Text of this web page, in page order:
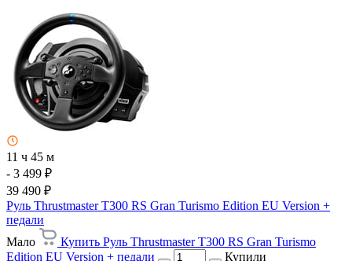
11 ч 45 м
- 3 499 ₽
39 490 ₽
Руль Thrustmaster T300 RS Gran Turismo Edition EU Version +
педали
Мало
Купить Руль Thrustmaster T300 RS Gran Turismo
Edition EU Version + педали
Купили